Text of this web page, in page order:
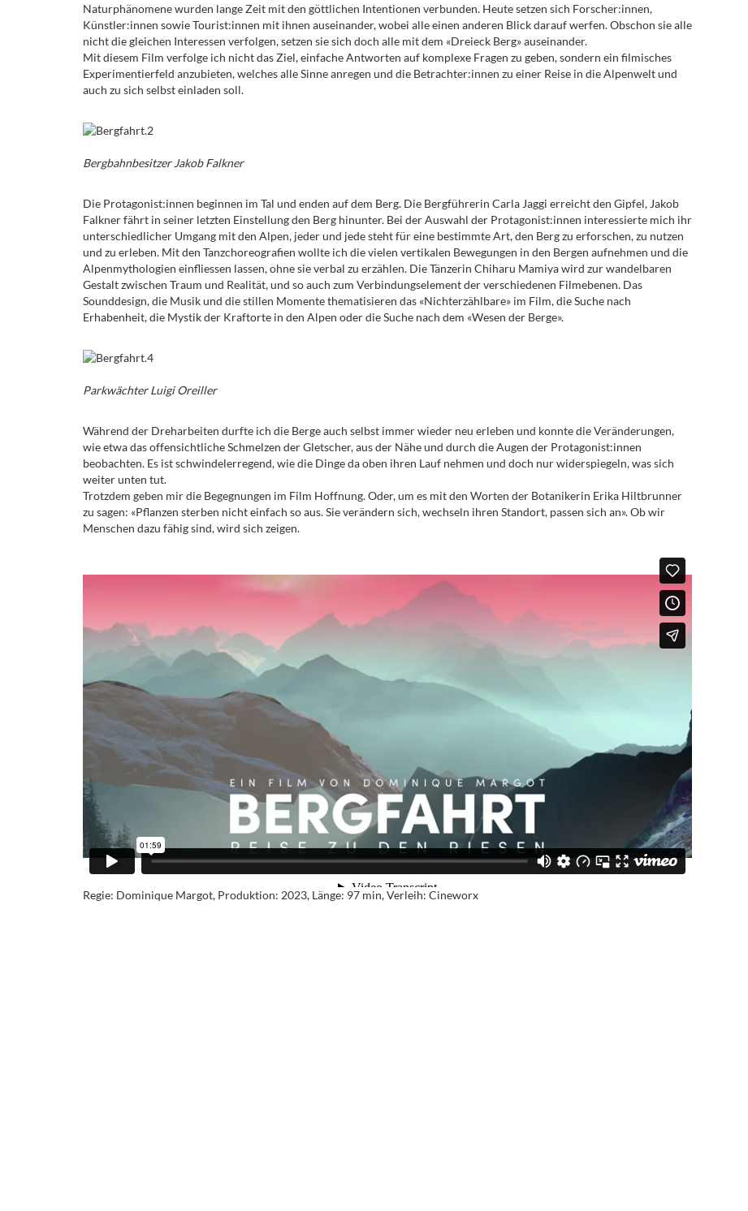
Naturphänomene wurden lange Zeit mit den göttlichen Intentionen verbunden. Heute setzen sich Forscher:innen,
Künstler:innen sowie Tourist:innen mit ihnen auseinander, wobei alle einen anderen Blick darauf werfen. Obschon sie alle
nicht die gleichen Interessen verfolgen, setzen sie sich doch alle mit dem «Dreieck Berg» auseinander.
Mit diesem Film verfolge ich nicht das Ziel, einfache Antworten auf komplexe Fragen zu geben, sondern ein filmisches
Experimentierfeld anzubieten, welches alle Sinne anregen und die Betrachter:innen zu einer Reise in die Alpenwelt und
auch zu sich selbst einladen soll.
Bergbahnbesitzer Jakob Falkner
Die Protagonist:innen beginnen im Tal und enden auf dem Berg. Die Bergführerin Carla Jaggi erreicht den Gipfel, Jakob
Falkner fährt in seiner letzten Einstellung den Berg hinunter. Bei der Auswahl der Protagonist:innen interessierte mich ihr
unterschiedlicher Umgang mit den Alpen, jeder und jede steht für eine bestimmte Art, den Berg zu erforschen, zu nutzen
und zu erleben. Mit den Tanzchoreografien wollte ich die vielen vertikalen Bewegungen in den Bergen aufnehmen und die
Alpenmythologien einfliessen lassen, ohne sie verbal zu erzählen. Die Tänzerin Chiharu Mamiya wird zur wandelbaren
Gestalt zwischen Traum und Realität, und so auch zum Verbindungselement der verschiedenen Filmebenen. Das
Sounddesign, die Musik und die stillen Momente thematisieren das «Nichterzählbare» im Film, die Suche nach
Erhabenheit, die Mystik der Kraftorte in den Alpen oder die Suche nach dem «Wesen der Berge».
Parkwächter Luigi Oreiller
Während der Dreharbeiten durfte ich die Berge auch selbst immer wieder neu erleben und konnte die Veränderungen,
wie etwa das offensichtliche Schmelzen der Gletscher, aus der Nähe und durch die Augen der Protagonist:innen
beobachten. Es ist schwindelerregend, wie die Dinge da oben ihren Lauf nehmen und doch nur widerspiegeln, was sich
weiter unten tut.
Trotzdem geben mir die Begegnungen im Film Hoffnung. Oder, um es mit den Worten der Botanikerin Erika Hiltbrunner
zu sagen: «Pflanzen sterben nicht einfach so aus. Sie verändern sich, wechseln ihren Standort, passen sich an». Ob wir
Menschen dazu fähig sind, wird sich zeigen.
Regie: Dominique Margot, Produktion: 2023, Länge: 97 min, Verleih: Cineworx